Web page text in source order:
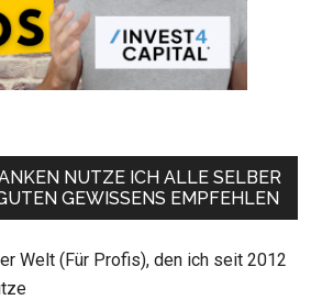
NUTZE ICH ALLE SELBER
GEWISSENS EMPFEHLEN
Welt (Für Profis), den ich seit 2012